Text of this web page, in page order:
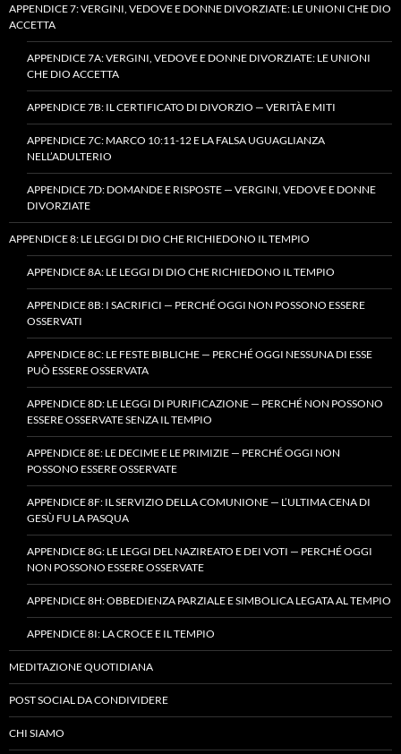
APPENDICE 7: VERGINI, VEDOVE E DONNE DIVORZIATE: LE UNIONI CHE DIO
ACCETTA
APPENDICE 7A: VERGINI, VEDOVE E DONNE DIVORZIATE: LE UNIONI
CHE DIO ACCETTA
APPENDICE 7B: IL CERTIFICATO DI DIVORZIO — VERITÀ E MITI
APPENDICE 7C: MARCO 10:11-12 E LA FALSA UGUAGLIANZA
NELL’ADULTERIO
APPENDICE 7D: DOMANDE E RISPOSTE — VERGINI, VEDOVE E DONNE
DIVORZIATE
APPENDICE 8: LE LEGGI DI DIO CHE RICHIEDONO IL TEMPIO
APPENDICE 8A: LE LEGGI DI DIO CHE RICHIEDONO IL TEMPIO
APPENDICE 8B: I SACRIFICI — PERCHÉ OGGI NON POSSONO ESSERE
OSSERVATI
APPENDICE 8C: LE FESTE BIBLICHE — PERCHÉ OGGI NESSUNA DI ESSE
PUÒ ESSERE OSSERVATA
APPENDICE 8D: LE LEGGI DI PURIFICAZIONE — PERCHÉ NON POSSONO
ESSERE OSSERVATE SENZA IL TEMPIO
APPENDICE 8E: LE DECIME E LE PRIMIZIE — PERCHÉ OGGI NON
POSSONO ESSERE OSSERVATE
APPENDICE 8F: IL SERVIZIO DELLA COMUNIONE — L’ULTIMA CENA DI
GESÙ FU LA PASQUA
APPENDICE 8G: LE LEGGI DEL NAZIREATO E DEI VOTI — PERCHÉ OGGI
NON POSSONO ESSERE OSSERVATE
APPENDICE 8H: OBBEDIENZA PARZIALE E SIMBOLICA LEGATA AL TEMPIO
APPENDICE 8I: LA CROCE E IL TEMPIO
MEDITAZIONE QUOTIDIANA
POST SOCIAL DA CONDIVIDERE
CHI SIAMO